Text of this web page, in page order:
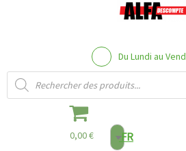
Du Lundi au
Recherche de produits
0,00 € FR